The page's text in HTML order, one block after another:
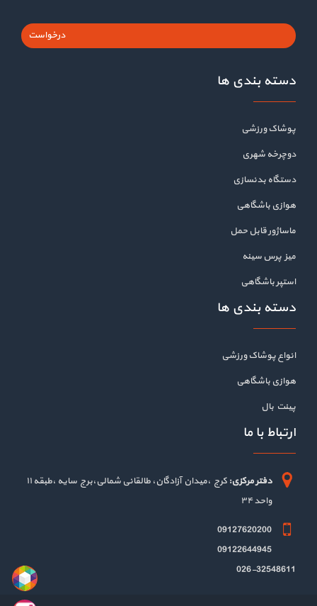
درخواست
دسته بندی ها
پوشاک ورزشی
دوچرخه شهری
دستگاه بدنسازی
هوازی باشگاهی
ماساژور قابل حمل
میز پرس سینه
استپر باشگاهی
دسته بندی ها
انواع پوشاک ورزشی
هوازی باشگاهی
پینت بال
ارتباط با ما
دفتر مرکزی:
کرج ،میدان آزادگان، طالقانی شمالی،برج سایه ،طبقه ۱۱
واحد ۳۴
09127620200
09122644945
026-32548611